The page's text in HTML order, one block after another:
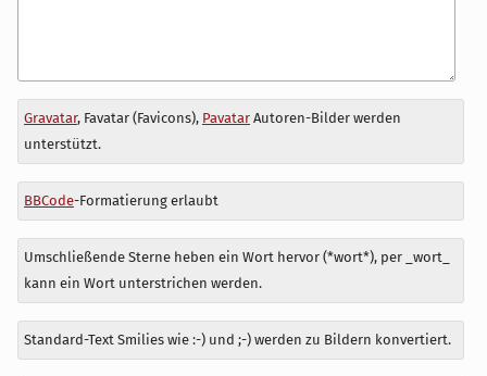
Antwort
zu
Gravatar, Favatar (Favicons), PavatarAutoren-Bilder werden
unterstützt.
BBCode-Formatierung erlaubt
Umschließende Sterne heben ein Wort hervor (*wort*), per _wort_
kann ein Wort unterstrichen werden.
Standard-Text Smilies wie :-) und ;-) werden zu Bildern konvertiert.